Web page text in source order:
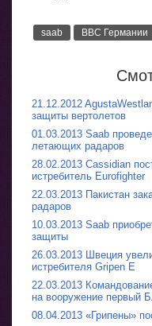
saab ВВС Германии
21.12.2012
защиты вертолетов
01.03.2013 Saab
летающих радаров
28.02.2013 Cassidian
истребитель Eurofighter
22.03.2013 Пакистан
радаров
10.03.2013 Saab
защиты
26.03.2013 Швеция
истребителя Gripen E
22.03.2013
на вооружение первый
08.04.2013 «Грипены»